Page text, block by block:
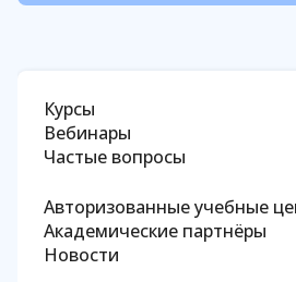
Курсы
Вебинары
Частые вопросы
Авторизованные учебные
Академические партнёры
Новости